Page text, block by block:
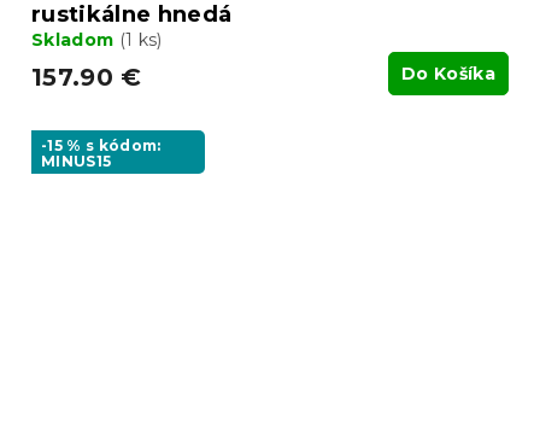
rustikálne hnedá
Skladom (1 ks)
157.90 € Do Košíka
-15 % s kódom:
MINUS15